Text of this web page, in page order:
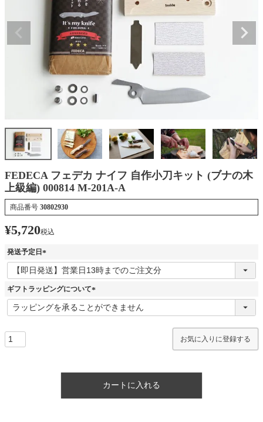
FEDECA フェデカ ナイフ 自作小刀キット (ブナの木
上級編) 000814 M-201A-A
商品番号 30802930
¥5,720税込
発送予定日
(
必
須
ギフトラッピングについて
(
必
お気に入りに登録する
カートに入れる